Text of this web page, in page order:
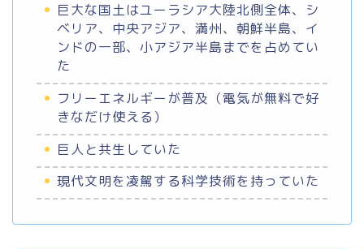
巨大な国土はユーラシア大陸北側全体、シ
ベリア、中央アジア、満州、朝鮮半島、イ
ンドの一部、小アジア半島までを占めてい
た
フリーエネルギーが普及（電気が無料で好
きなだけ使える）
巨人と共生していた
現代文明を凌駕する科学技術を持っていた